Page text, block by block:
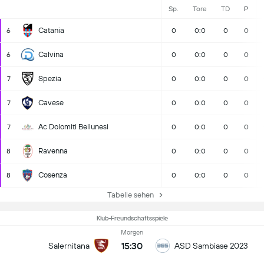
Sp. Tore TD P
6 Catania 0 0:0 0 0
6 Calvina 0 0:0 0 0
7 Spezia 0 0:0 0 0
7 Cavese 0 0:0 0 0
7 Ac Dolomiti Bellunesi 0 0:0 0 0
8 Ravenna 0 0:0 0 0
8 Cosenza 0 0:0 0 0
Tabelle sehen
Klub-Freundschaftsspiele
Salernitana
Morgen
15:30 ASD Sambiase 2023